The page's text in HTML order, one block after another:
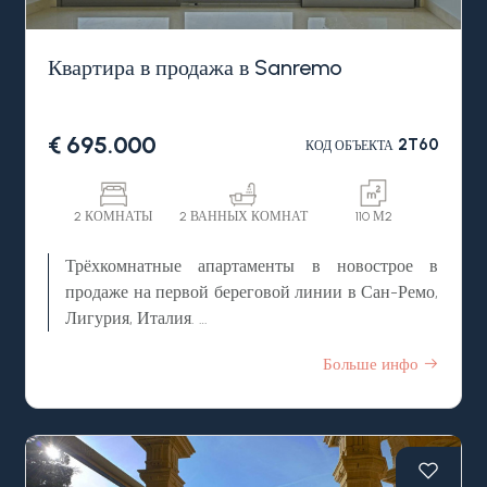
включенное в цену продажи.
Квартира в продажа в Sanremo
€ 695.000 КОД ОБЪЕКТА2T60
2 КОМНАТЫ 2 ВАННЫХ КОМНАТ 110 М2
Трёхкомнатные апартаменты в новострое в
продаже на первой береговой линии в Сан-Ремо,
Лигурия, Италия.
города Сан Ремо, регион Лигурия, напротив
комплексе "VISTAMAR ".
Комплекс будет состоять из 4 этажей и
Больше инфо